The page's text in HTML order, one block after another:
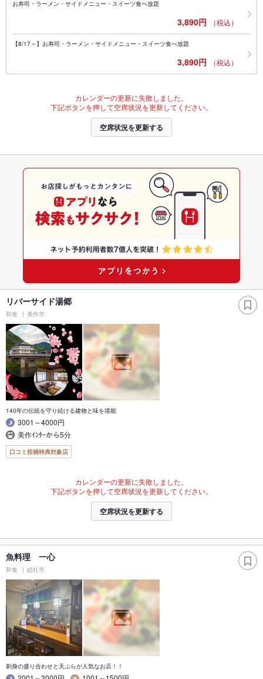
お寿司・ラーメン・サイドメニュー・スイーツ食べ放題
3,890円 （税込）
【8/17～】お寿司・ラーメン・サイドメニュー・スイーツ食べ放題
3,890円 （税込）
カレンダーの更新に失敗しました。
下記ボタンを押して空席状況を更新してください。
空席状況を更新する
リバーサイド湯郷
和食 美作市
140年の伝統を守り続ける建物と味を堪能
3001～4000円
美作ｲﾝﾀｰから5分
口コミ投稿特典対象店
カレンダーの更新に失敗しました。
下記ボタンを押して空席状況を更新してください。
空席状況を更新する
魚料理 一心
和食 総社市
刺身の盛り合わせと天ぷらが人気なお店！！